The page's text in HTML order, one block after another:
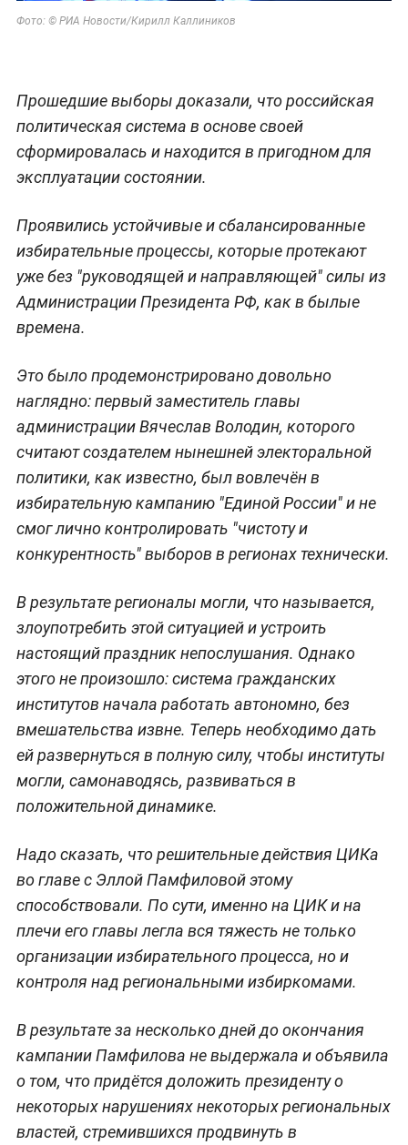
Фото: © РИА Новости/Кирилл Каллиников
Прошедшие выборы доказали, что российская
политическая система в основе своей
сформировалась и находится в пригодном для
эксплуатации состоянии.
Проявились устойчивые и сбалансированные
избирательные процессы, которые протекают
уже без "руководящей и направляющей" силы из
Администрации Президента РФ, как в былые
времена.
Это было продемонстрировано довольно
наглядно: первый заместитель главы
администрации Вячеслав Володин, которого
считают создателем нынешней электоральной
политики, как известно, был вовлечён в
избирательную кампанию "Единой России" и не
смог лично контролировать "чистоту и
конкурентность" выборов в регионах технически.
В результате регионалы могли, что называется,
злоупотребить этой ситуацией и устроить
настоящий праздник непослушания. Однако
этого не произошло: система гражданских
институтов начала работать автономно, без
вмешательства извне. Теперь необходимо дать
ей развернуться в полную силу, чтобы институты
могли, самонаводясь, развиваться в
положительной динамике.
Надо сказать, что решительные действия ЦИКа
во главе с Эллой Памфиловой этому
способствовали. По сути, именно на ЦИК и на
плечи его главы легла вся тяжесть не только
организации избирательного процесса, но и
контроля над региональными избиркомами.
В результате за несколько дней до окончания
кампании Памфилова не выдержала и объявила
о том, что придётся доложить президенту о
некоторых нарушениях некоторых региональных
властей, стремившихся продвинуть в